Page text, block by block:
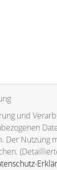
und
Der Nutzung